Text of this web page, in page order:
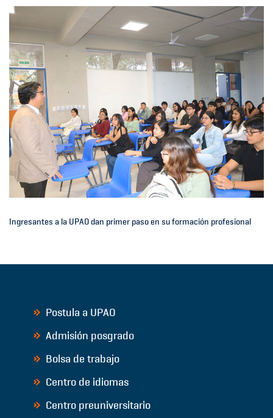
Ingresantes a la UPAO dan primer paso en su formación profesional
Postula a UPAO
Admisión posgrado
Bolsa de trabajo
Centro de idiomas
Centro preuniversitario